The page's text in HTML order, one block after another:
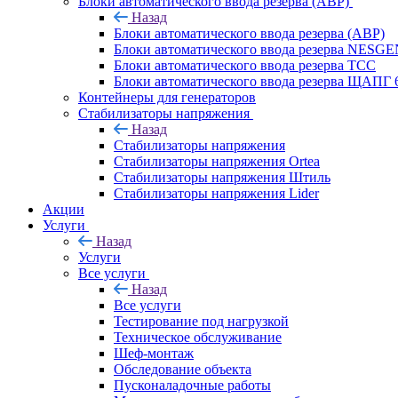
Назад
Блоки автоматического ввода резерва (АВР)
Блоки автоматического ввода резерва
Блоки автоматического ввода резерва ТСС
Блоки автоматического ввода резерва ЩАПГ
Контейнеры для генераторов
Стабилизаторы напряжения
Назад
Стабилизаторы напряжения
Стабилизаторы напряжения Ortea
Стабилизаторы напряжения Штиль
Стабилизаторы напряжения Lider
Акции
Услуги
Назад
Услуги
Все услуги
Назад
Все услуги
Тестирование под нагрузкой
Техническое обслуживание
Шеф-монтаж
Обследование объекта
Пусконаладочные работы